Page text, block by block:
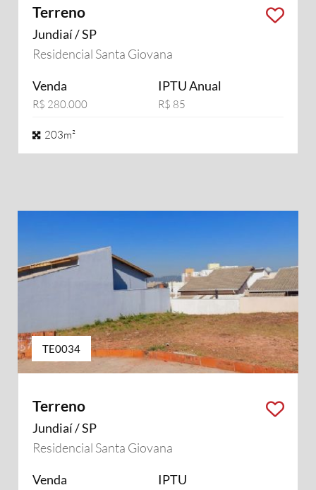
Terreno
Jundiaí / SP
Residencial Santa Giovana
Venda
R$ 280.000
IPTU Anual
R$ 85
203m²
TE0034
Terreno
Jundiaí / SP
Residencial Santa Giovana
Venda IPTU